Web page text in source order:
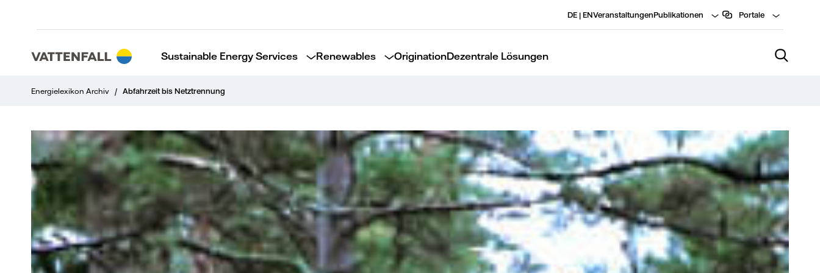
Sustainable Energy Services Renewables OriginationDezentrale Lösungen
Portale
Publikationen
Veranstaltungen
DE | EN
Energielexikon Archiv / Abfahrzeit bis Netztrennung